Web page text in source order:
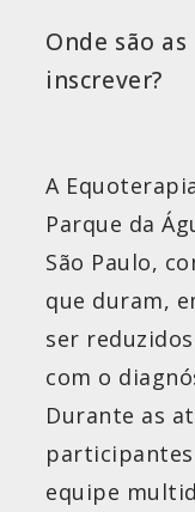
Onde são as
inscrever?
A
Parque da
São Paulo,
que duram,
ser
com o
Durante as
equipe